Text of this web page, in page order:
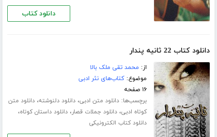
دانلود کتاب
دانلود کتاب 22 ثانیه پندار
از: محمد تقی ملک بالا
موضوع:کتاب‌های نثر ادبی
۱۶ صفحه
برچسب‌ها:دانلود متن ادبی،دانلود دلنوشته،دانلود متن
کوتاه ادبی،دانلود جملات قصار،دانلود داستان کوتاه،
دانلود کتاب الکترونیکی